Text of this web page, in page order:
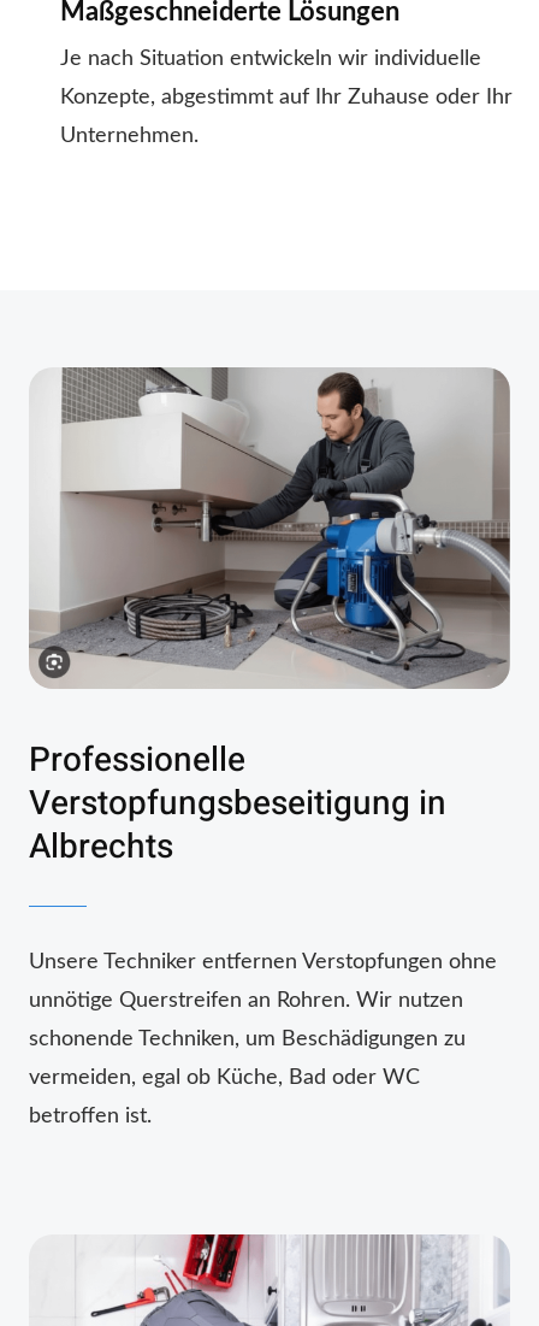
Maßgeschneiderte Lösungen
Je nach Situation entwickeln wir individuelle
Konzepte, abgestimmt auf Ihr Zuhause oder Ihr
Unternehmen.
Professionelle
Verstopfungsbeseitigung in
Albrechts
Unsere Techniker entfernen Verstopfungen ohne
unnötige Querstreifen an Rohren. Wir nutzen
schonende Techniken, um Beschädigungen zu
vermeiden, egal ob Küche, Bad oder WC
betroffen ist.